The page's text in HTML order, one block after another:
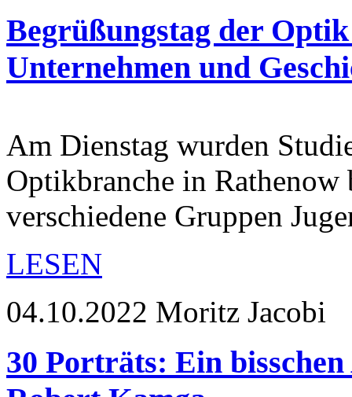
Begrüßungstag der
Unternehmen und
Am Dienstag wurden
Optikbranche in
verschiedene Gruppen
LESEN
04.10.2022 Moritz Jacobi
30 Porträts: Ein